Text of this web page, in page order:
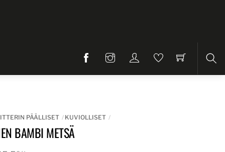
PÄÄLLISET KUVIOLLISET
BAMBI METSÄ